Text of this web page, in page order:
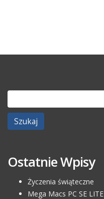
Szukaj:
Ostatnie Wpisy
Życzenia świąteczne
Mega Macs PC SE LITE